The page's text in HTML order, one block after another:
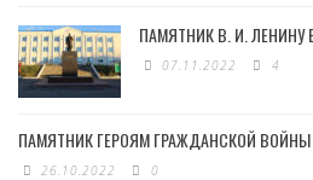
ПАМЯТНИК В. И.
07.11.2022 4
ПАМЯТНИК ГЕРОЯМ ГРАЖДАНСКОЙ
26.10.2022 0